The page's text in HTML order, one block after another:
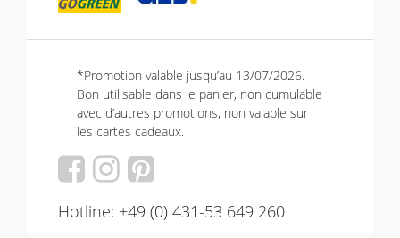
*Promotion valable jusqu’au 13/07/2026.
Bon utilisable dans le panier, non cumulable
avec d’autres promotions, non valable sur
les cartes cadeaux.
Hotline: +49 (0) 431-53 649 260